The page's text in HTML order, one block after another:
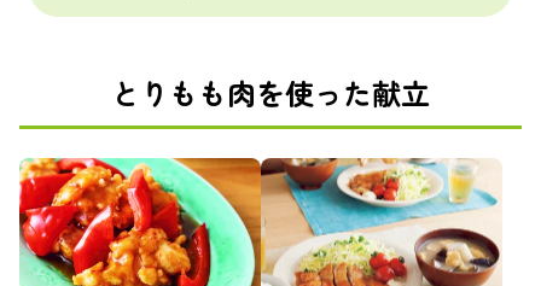
とりもも肉を使った献立